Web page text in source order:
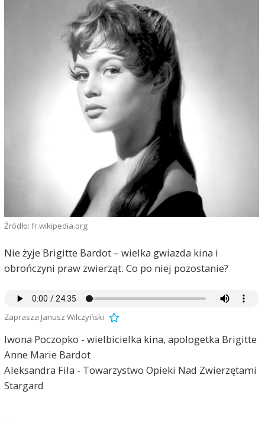
Źródło: fr.wikipedia.org
Nie żyje Brigitte Bardot – wielka gwiazda kina i
obrończyni praw zwierząt. Co po niej pozostanie?
Zaprasza Janusz Wilczyński
Iwona Poczopko - wielbicielka kina, apologetka Brigitte
Anne Marie Bardot
Aleksandra Fila - Towarzystwo Opieki Nad Zwierzętami
Stargard